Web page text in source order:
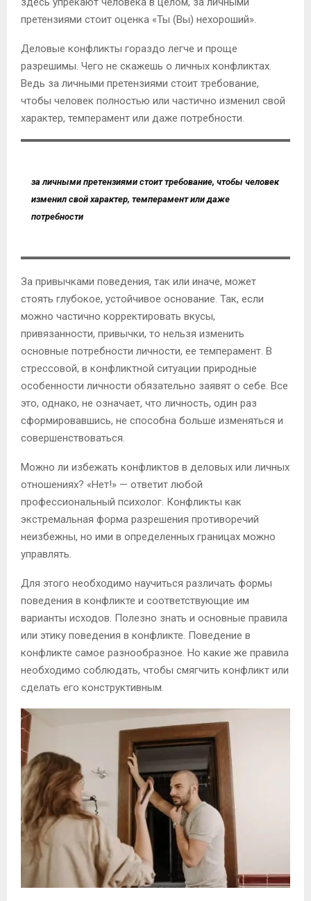
претензиями стоит оценка «Ты (Вы) нехороший».
Деловые конфликты гораздо легче и проще
разрешимы. Чего не скажешь о личных конфликтах.
Ведь за личными претензиями стоит требование,
чтобы человек полностью или частично изменил свой
характер, темперамент или даже потребности.
за личными претензиями стоит требование, чтобы человек
изменил свой характер, темперамент или даже
потребности
За привычками поведения, так или иначе, может
стоять глубокое, устойчивое основание. Так, если
можно частично корректировать вкусы,
привязанности, привычки, то нельзя изменить
основные потребности личности, ее темперамент. В
стрессовой, в конфликтной ситуации природные
особенности личности обязательно заявят о себе. Все
это, однако, не означает, что личность, один раз
сформировавшись, не способна больше изменяться и
совершенствоваться.
Можно ли избежать конфликтов в деловых или личных
отношениях? «Нет!» — ответит любой
профессиональный психолог. Конфликты как
экстремальная форма разрешения противоречий
неизбежны, но ими в определенных границах можно
управлять.
Для этого необходимо научиться различать формы
поведения в конфликте и соответствующие им
варианты исходов. Полезно знать и основные правила
или этику поведения в конфликте. Поведение в
конфликте самое разнообразное. Но какие же правила
необходимо соблюдать, чтобы смягчить конфликт или
сделать его конструктивным.